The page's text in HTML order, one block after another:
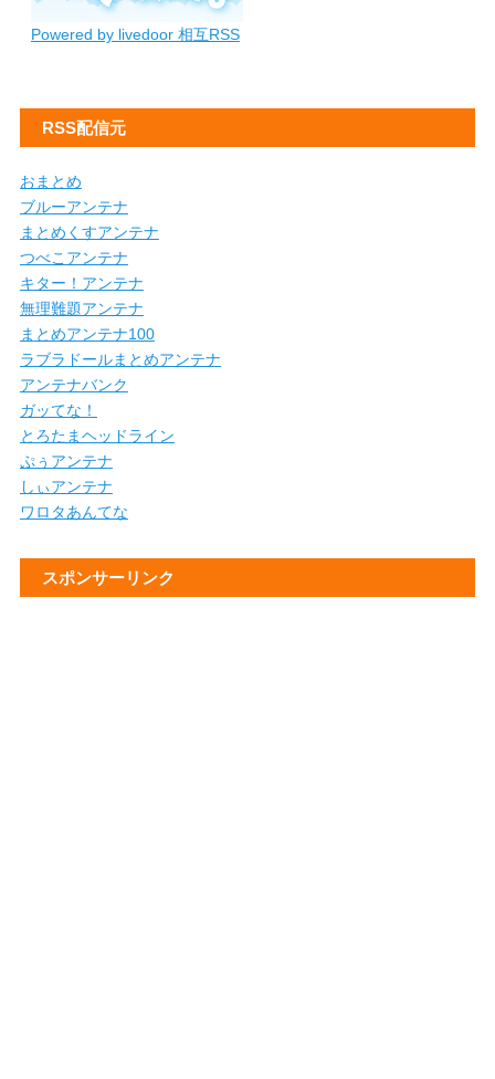
Powered by livedoor 相互RSS
RSS配信元
おまとめ
ブルーアンテナ
まとめくすアンテナ
つべこアンテナ
キター！アンテナ
無理難題アンテナ
まとめアンテナ100
ラブラドールまとめアンテナ
アンテナバンク
ガッてな！
とろたまヘッドライン
ぷぅアンテナ
しぃアンテナ
ワロタあんてな
スポンサーリンク